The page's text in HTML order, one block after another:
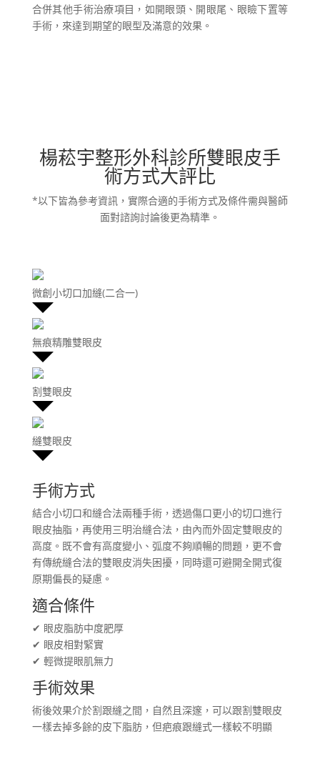
合併其他手術治療項目，如開眼頭、開眼尾、眼瞼下置等
手術，來達到期望的眼型及滿意的效果。
楊菘宇整形外科診所雙眼皮手
術方式大評比
*以下皆為參考資訊，實際合適的手術方式及條件需與醫師
面對諮詢討論後更為精準。
微創小切口加縫(二合一)
無痕精雕雙眼皮
割雙眼皮
縫雙眼皮
手術方式
結合小切口和縫合法兩種手術，透過傷口更小的切口進行
眼皮抽脂，再使用三明治縫合法，由內而外固定雙眼皮的
高度。既不會有高度變小、弧度不夠順暢的問題，更不會
有傳統縫合法的雙眼皮消失困擾，同時還可避開全開式復
原期偏長的疑慮。
適合條件
✔ 眼皮脂肪中度肥厚
✔ 眼皮相對緊實
✔ 輕微提眼肌無力
手術效果
術後效果介於割跟縫之間，自然且深邃，可以跟割雙眼皮
一樣去掉多餘的皮下脂肪，但疤痕跟縫式一樣較不明顯